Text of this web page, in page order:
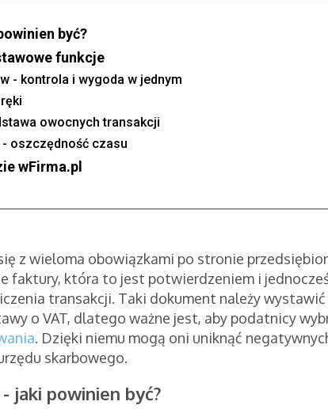
być?
funkcje
- kontrola i wygoda w jednym
owocnych transakcji
oszczędność czasu
wFirma.pl
z wieloma obowiązkami po stronie
faktury, która to jest potwierdzeniem i
transakcji. Taki dokument należy
o VAT, dlatego ważne jest, aby podatnicy
. Dzięki niemu mogą oni uniknąć
skarbowego.
jaki powinien być?